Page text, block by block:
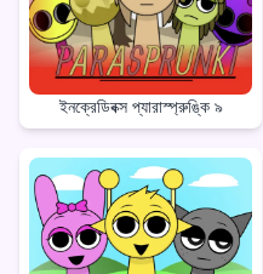
ইনক্রেডিবক্স প্যারাস্প্রুঙ্কি ৯